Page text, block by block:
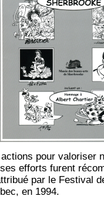
pour valoriser
efforts furent
par le Festival
en 1994.